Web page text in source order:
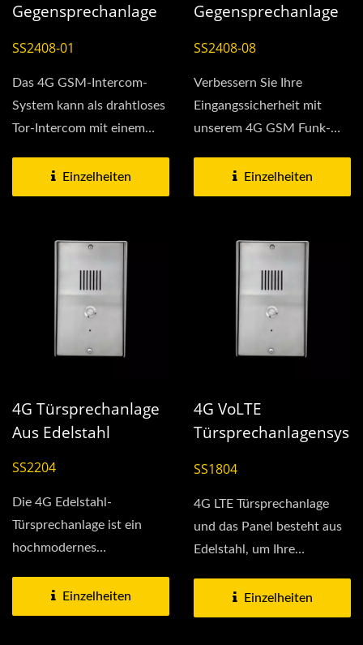
Gegensprechanlage
SS2408-01
Das 4G GSM-Intercom-
System kann als drahtloses
Tor-Intercom mit einem
Einzelheiten
Gegensprechanlage
SS2408-08
Verbessern Sie Ihre
Eingangssicherheit mit
unserem 4G GSM Funk-
fähige...
Einzelheiten
4G Türsprechanlage
Aus Edelstahl
SS2204
Die 4G Edelstahl-
Türsprechanlage ist ein
hochmodernes
das für sichere...
Einzelheiten
4G VoLTE
Türsprechanlagensys
SS1804
4G LTE Türsprechanlage
und das Panel besteht aus
Edelstahl, um Ihre
Einzelheiten